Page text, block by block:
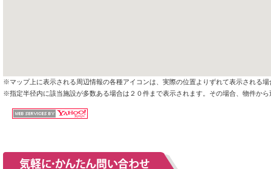
※マップ上に表示される周辺情報の各種アイコンは、実際の位置よりずれて表示される場
※指定半径内に該当施設が多数ある場合は２０件まで表示されます。その場合、物件か